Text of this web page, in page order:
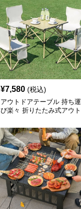
¥7,580 (税込)
アウトドアテーブル 持ち運
び楽々 折りたたみ式アウト